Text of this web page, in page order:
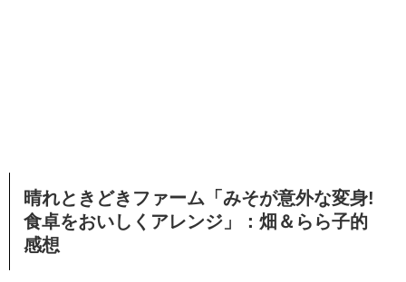
晴れときどきファーム「みそが意外な変身!
食卓をおいしくアレンジ」：畑＆らら子的
感想